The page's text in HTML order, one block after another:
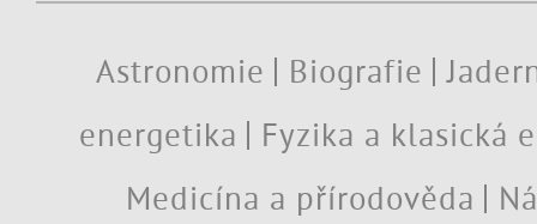
Astronomie Biografie
energetika
Fyzika a klasická
Medicína a přírodověda